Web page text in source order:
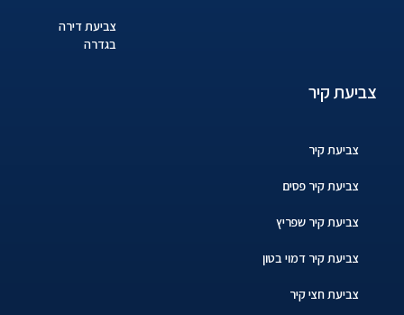
צביעת דירה
בגדרה
צביעת קיר
צביעת קיר
צביעת קיר פסים
צביעת קיר שפריץ
צביעת קיר דמוי בטון
צביעת חצי קיר